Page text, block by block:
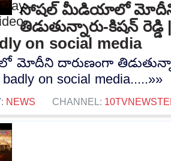
సోషల్ మీడియాలో మోదీని
తిడుతున్నారు-కిషన్
on social media
దారుణంగా
on social media.....»»
NEWS CHANNEL: